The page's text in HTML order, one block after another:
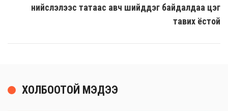
нийслэлээс татаас авч шийддэг байдалдаа цэг
тавих ёстой
ХОЛБООТОЙ МЭДЭЭ